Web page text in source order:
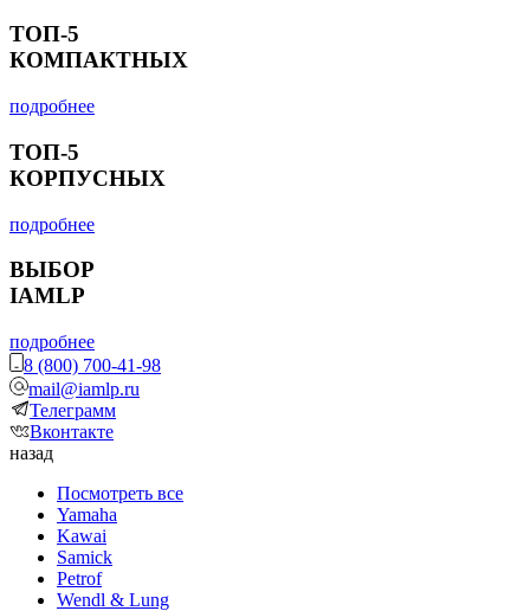
ТОП-5
КОМПАКТНЫХ
подробнее
ТОП-5
КОРПУСНЫХ
подробнее
ВЫБОР
IAMLP
подробнее
8 (800) 700-41-98
mail@iamlp.ru
Телеграмм
Вконтакте
назад
Посмотреть все
Yamaha
Kawai
Samick
Petrof
Wendl & Lung